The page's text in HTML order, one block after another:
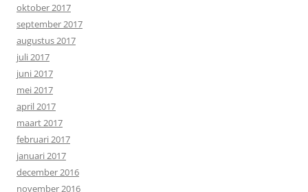
oktober 2017
september 2017
augustus 2017
juli 2017
juni 2017
mei 2017
april 2017
maart 2017
februari 2017
januari 2017
december 2016
november 2016